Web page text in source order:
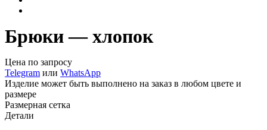
Брюки — хлопок
Цена по запросу
Telegram или WhatsApp
Изделие может быть выполнено на заказ в любом цвете и
размере
Размерная сетка
Детали